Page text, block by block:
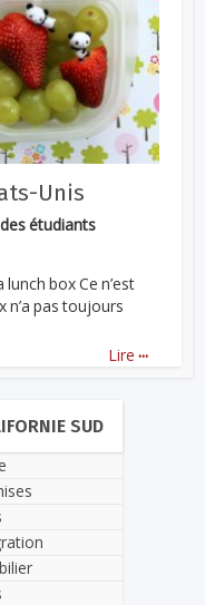
Unis
étudiants
box Ce n’est
n’a pas toujours
Lire ...
SUD